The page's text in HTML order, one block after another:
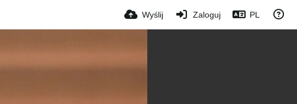
Wyślij Zaloguj PL